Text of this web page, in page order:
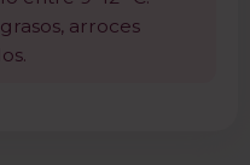
arroces